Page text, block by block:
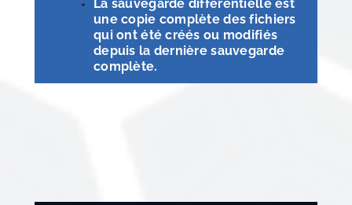
La sauvegarde différentielle est
une copie complète des fichiers
qui ont été créés ou modifiés
depuis la dernière sauvegarde
complète.